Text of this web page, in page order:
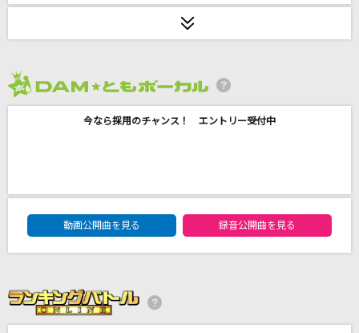
奏(かなで)
フラワー
なとり
今なら採用のチャンス！ エントリー受付中
DAM★ともボーカルエントリーランキング
動画公開曲を見る
録音公開曲を見る